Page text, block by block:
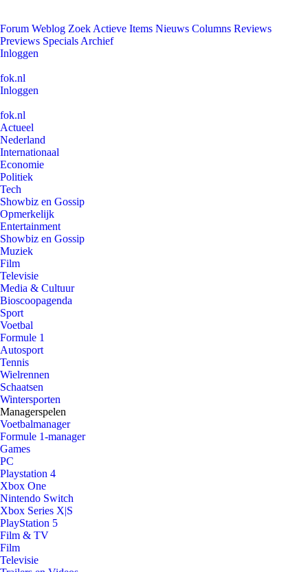
Forum Weblog Zoek Actieve Items Nieuws Columns Reviews
Previews Specials Archief
Inloggen
fok.nl
Inloggen
fok.nl
Actueel
Nederland
Internationaal
Economie
Politiek
Tech
Showbiz en Gossip
Opmerkelijk
Entertainment
Showbiz en Gossip
Muziek
Film
Televisie
Media & Cultuur
Bioscoopagenda
Sport
Voetbal
Formule 1
Autosport
Tennis
Wielrennen
Schaatsen
Wintersporten
Managerspelen
Voetbalmanager
Formule 1-manager
Games
PC
Playstation 4
Xbox One
Nintendo Switch
Xbox Series X|S
PlayStation 5
Film & TV
Film
Televisie